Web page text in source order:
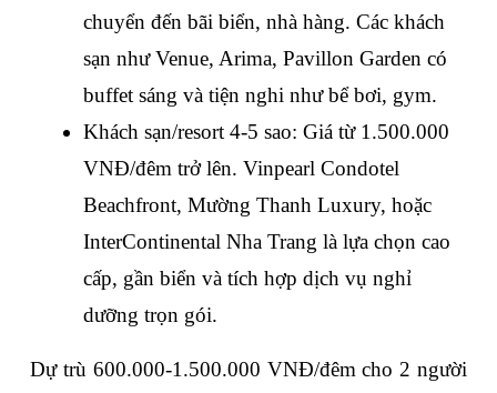
chuyển đến bãi biển, nhà hàng. Các khách
sạn như Venue, Arima, Pavillon Garden có
buffet sáng và tiện nghi như bể bơi, gym.
Khách sạn/resort 4-5 sao: Giá từ 1.500.000
VNĐ/đêm trở lên. Vinpearl Condotel
Beachfront, Mường Thanh Luxury, hoặc
InterContinental Nha Trang là lựa chọn cao
cấp, gần biển và tích hợp dịch vụ nghỉ
dưỡng trọn gói.
Dự trù 600.000-1.500.000 VNĐ/đêm cho 2 người